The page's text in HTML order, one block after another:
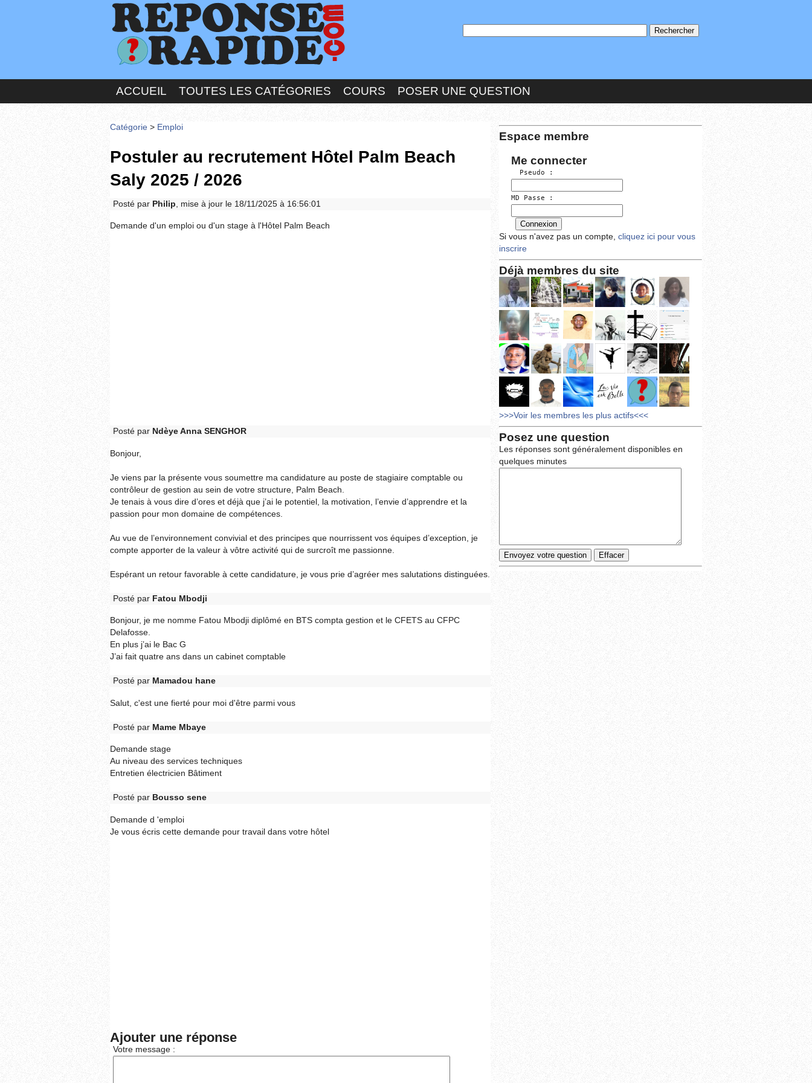
ACCUEIL TOUTES LES CATÉGORIES COURS POSER UNE QUESTION
Catégorie > Emploi
Postuler au recrutement Hôtel Palm Beach
Saly 2025 / 2026
Posté par Philip , mise à jour le 18/11/2025 à 16:56:01
Demande d'un emploi ou d'un stage à l'Hôtel Palm Beach
Posté par Ndèye Anna SENGHOR
Bonjour,
Je viens par la présente vous soumettre ma candidature au poste de stagiaire comptable ou
contrôleur de gestion au sein de votre structure, Palm Beach.
Je tenais à vous dire d’ores et déjà que j’ai le potentiel, la motivation, l’envie d’apprendre et la
passion pour mon domaine de compétences.
Au vue de l’environnement convivial et des principes que nourrissent vos équipes d’exception, je
compte apporter de la valeur à vôtre activité qui de surcroît me passionne.
Espérant un retour favorable à cette candidature, je vous prie d’agréer mes salutations distinguées.
Posté par Fatou Mbodji
Bonjour, je me nomme Fatou Mbodji diplômé en BTS compta gestion et le CFETS au CFPC
Delafosse.
En plus j’ai le Bac G
J’ai fait quatre ans dans un cabinet comptable
Posté par Mamadou hane
Salut, c'est une fierté pour moi d'être parmi vous
Posté par Mame Mbaye
Demande stage
Au niveau des services techniques
Entretien électricien Bâtiment
Posté par Bousso sene
Demande d 'emploi
Je vous écris cette demande pour travail dans votre hôtel
Ajouter une réponse
Votre message :
Espace membre
Me connecter
  Pseudo :
MD Passe :
Si vous n'avez pas un compte, cliquez ici pour vous
inscrire
Déjà membres du site
>>>Voir les membres les plus actifs<<<
Posez une question
Les réponses sont généralement disponibles en
quelques minutes